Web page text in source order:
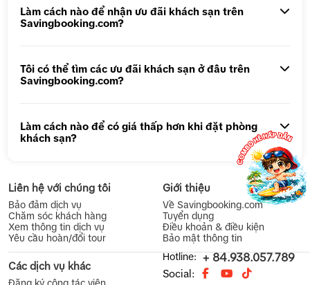
Tour 1 Ngày Động Phong Nha
Làm cách nào để nhận ưu đãi khách sạn trên
Savingbooking.com?
Tôi có thể tìm các ưu đãi khách sạn ở đâu trên
Savingbooking.com?
Làm cách nào để có giá thấp hơn khi đặt phòng
khách sạn?
Liên hệ với chúng tôi
Bảo đảm dịch vụ
Chăm sóc khách hàng
Xem thông tin dịch vụ
Yêu cầu hoàn/đổi tour
Giới thiệu
Về Savingbooking.com
Tuyển dụng
Điều khoản & điều kiện
Bảo mật thông tin
Các dịch vụ khác
Đăng ký cộng tác viên
Hotline: + 84.938.057.789
Social: